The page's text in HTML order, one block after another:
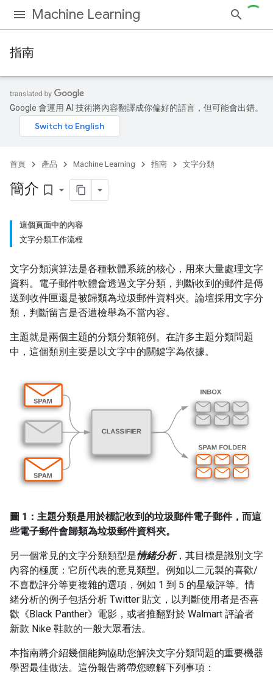
Machine Learning
指南
Google 會運用 AI 技術將內容翻譯成你偏好的語言，但可能會出錯。
首頁 產品 Machine Learning 指南 文字分類
簡介 bookmark_border
這個頁面中的內容
文字分類工作流程
文字分類演算法是各種軟體系統的核心，用來大量處理文字
資料。電子郵件軟體會透過文字分類，判斷收到的郵件是傳
送到收件匣還是被歸類為垃圾郵件資料夾。論壇採用文字分
類，判斷留言是否遭檢舉為不當內容。
主題就是兩個主題的分類分類範例。在許多主題分類問題
中，這個類別主要是以文字中的關鍵字為依據。
圖 1：主題分類是用於標記收到的垃圾郵件電子郵件，而這
些電子郵件會歸類為垃圾郵件資料夾。
另一個常見的文字分類類型是情緒分析，其目標是識別文字
內容的極度：它所代表的意見類型。例如以二元製的喜歡/
不喜歡評分等更複雜的選項，例如 1 到 5 的星級評等。情
緒分析的例子包括分析 Twitter 貼文，以判斷使用者是否喜
歡《Black Panther》電影，或者推翻對於 Walmart 評論者
新款 Nike 鞋款的一般大眾看法。
本指南將介紹幾個能夠協助您解決文字分類問題的重要機器
學習最佳做法。這份報告將帶您瞭解下列事項：